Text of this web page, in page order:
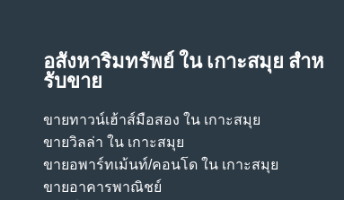
อสังหาริมทรัพย์ ใน เกาะสมุย สําห
รับขาย
ขายทาวน์เฮ้าส์มือสอง ใน เกาะสมุย
ขายวิลล่า ใน เกาะสมุย
ขายอพาร์ทเม้นท์/คอนโด ใน เกาะสมุย
ขายอาคารพาณิชย์